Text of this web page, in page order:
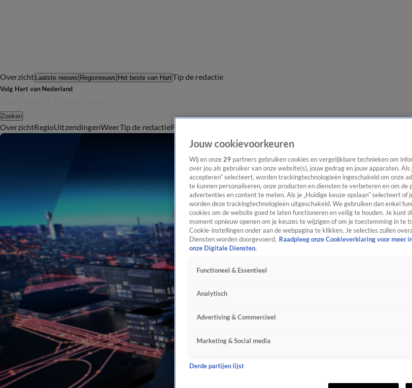
Overzicht Laatste nieuws Regionieuws Het beste van HartTip de redactie
Volg Hart van Nederland
Zoeken
OverzichtRegioUitzendingenWeerTip de redactiePanel
Jouw cookievoorkeuren
Wij en onze 29 partners gebruiken cookies en vergelijkbare technieken om
over jou als gebruiker van onze website(s), jouw gedrag en jouw apparaten. Als
accepteren” selecteert, worden trackingtechnologieën ingeschakeld om onze
te kunnen personaliseren, onze producten en diensten te verbeteren en om de
advertenties en content te meten. Als je „Huidige keuze opslaan” selecteert of
worden deze trackingtechnologieën uitgeschakeld. We gebruiken dan enkel
cookies om de website goed te laten functioneren en veilig te houden. Je kunt
moment opnieuw openen om je keuzes te wijzigen of om je toestemming in te
Cookie-instellingen onder aan de webpagina te klikken. Je selecties zullen
Diensten worden doorgevoerd. Raadpleeg onze Cookieverklaring voor meer
onze Digitale Diensten.
Functioneel & Essentieel
Analytisch
Advertising & Commercieel
Marketing & Social media
Derde partijen lijst